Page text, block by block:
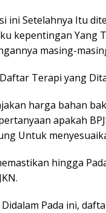
ini Setelahnya Itu
kepentingan Yang
masing-
Terapi yang
harga bahan
apakah
Untuk
hingga
Didalam Pada ini,